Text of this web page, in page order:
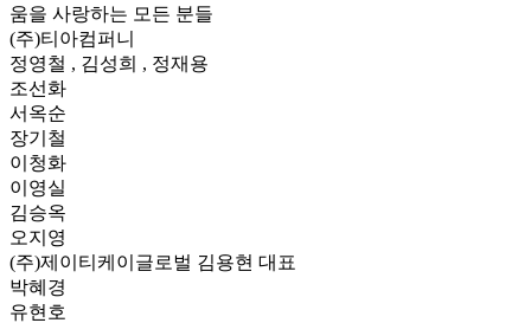
움을 사랑하는 모든 분들
(주)티아컴퍼니
정영철 , 김성희 , 정재용
조선화
서옥순
장기철
이청화
이영실
김승옥
오지영
(주)제이티케이글로벌 김용현 대표
박혜경
유현호